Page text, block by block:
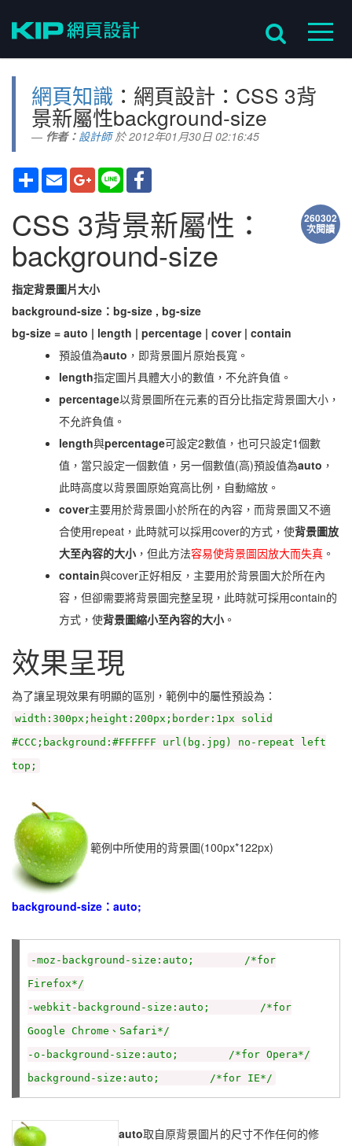
網頁知識 ：網頁設計：CSS 3背
景新屬性background-size
作者： 設計師於 2012年01月30日 02:16:45
分
享
Email Google+
Line
260302
次閱讀
CSS 3背景新屬性：
background-size
指定背景圖片大小
background-size：bg-size , bg-size
bg-size = auto | length | percentage | cover | contain
預設值為auto ，即背景圖片原始長寬。
length指定圖片具體大小的數值，不允許負值。
percentage以背景圖所在元素的百分比指定背景圖大小，
不允許負值。
length與percentage可設定2數值，也可只設定1個數
值，當只設定一個數值，另一個數值(高)預設值為auto ，
此時高度以背景圖原始寬高比例，自動縮放。
cover主要用於背景圖小於所在的內容，而背景圖又不適
合使用repeat，此時就可以採用cover的方式，使背景圖放
大至內容的大小 ，但此方法容易使背景圖因放大而失真 。
contain與cover正好相反，主要用於背景圖大於所在內
容，但卻需要將背景圖完整呈現，此時就可採用contain的
方式，使背景圖縮小至內容的大小 。
效果呈現
為了讓呈現效果有明顯的區別，範例中的屬性預設為：
width:300px;height:200px;border:1px solid
#CCC;background:#FFFFFF url(bg.jpg) no-repeat left
top;
範例中所使用的背景圖(100px*122px)
background-size：auto;
-moz-background-size:auto; /*for
Firefox*/
-webkit-background-size:auto; /*for
Google Chrome、Safari*/
-o-background-size:auto; /*for Opera*/
background-size:auto; /*for IE*/
auto取自原背景圖片的尺寸不作任何的修